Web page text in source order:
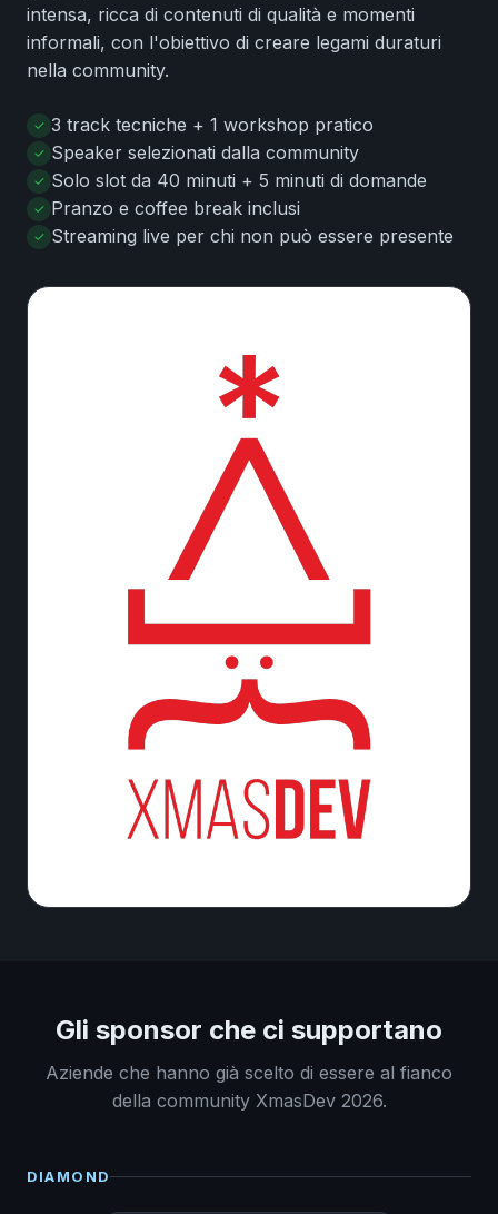
❆
intensa, ricca di contenuti di qualità e momenti
informali, con l'obiettivo di creare legami duraturi
nella community.
3 track tecniche + 1 workshop pratico
Speaker selezionati dalla community
Solo slot da 40 minuti + 5 minuti di domande
Pranzo e coffee break inclusi
Streaming live per chi non può essere presente
Gli sponsor che ci supportano
Aziende che hanno già scelto di essere al fianco
della community XmasDev 2026.
DIAMOND